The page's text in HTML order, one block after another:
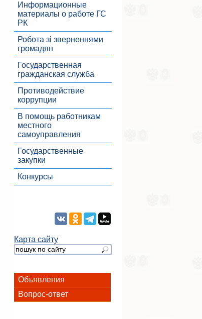
Информационные
материалы о работе ГС
РК
Робота зі зверненнями
громадян
Государственная
гражданская служба
Противодействие
коррупции
В помощь работникам
местного
самоуправления
Государственные
закупки
Конкурсы
Карта сайту
Объявления
Вопрос-ответ